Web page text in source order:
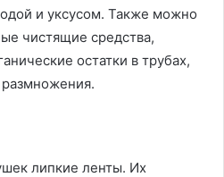
и уксусом. Также можно
чистящие средства,
остатки в трубах,
липкие ленты. Их